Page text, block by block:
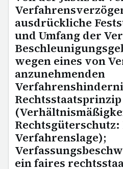
ausdrückliche
und Umfang der
wegen eines von
anzunehmenden
Rechtsstaatsprinzip
Verfahrenslage);
ein faires